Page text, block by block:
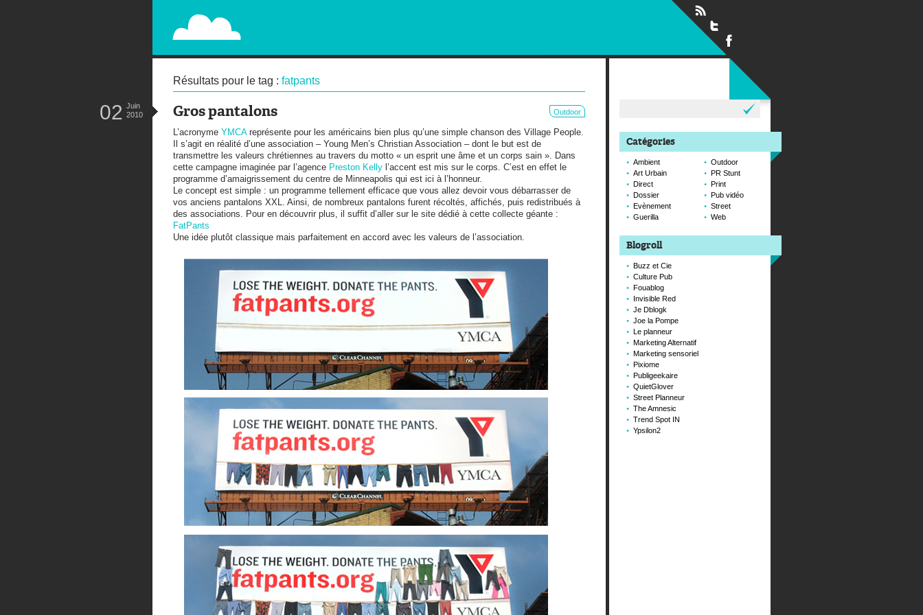
PAPERPLANE
STREET, AMBIENT, GUÉRILLA MARKETING AND OUT OF HOME
Résultats pour le tag : fatpants
Gros pantalons Outdoor
02 Juin
2010
L’acronyme YMCAreprésente pour les américains bien plus qu’une simple chanson des Village People.
Il s’agit en réalité d’une association – Young Men’s Christian Association – dont le but est de
transmettre les valeurs chrétiennes au travers du motto « un esprit une âme et un corps sain ». Dans
cette campagne imaginée par l’agence Preston Kelly l’accent est mis sur le corps. C’est en effet le
programme d’amaigrissement du centre de Minneapolis qui est ici à l’honneur.
Le concept est simple : un programme tellement efficace que vous allez devoir vous débarrasser de
vos anciens pantalons XXL. Ainsi, de nombreux pantalons furent récoltés, affichés, puis redistribués à
des associations. Pour en découvrir plus, il suffit d’aller sur le site dédié à cette collecte géante :
FatPants
Une idée plutôt classique mais parfaitement en accord avec les valeurs de l’association.
Catégories
Ambient
Art Urbain
Direct
Dossier
Evènement
Guerilla
Outdoor
PR Stunt
Print
Pub vidéo
Street
Web
Blogroll
Buzz et Cie
Culture Pub
Fouablog
Invisible Red
Je Dblogk
Joe la Pompe
Le planneur
Marketing Alternatif
Marketing sensoriel
Pixiome
Publigeekaire
QuietGlover
Street Planneur
The Amnesic
Trend Spot IN
Ypsilon2